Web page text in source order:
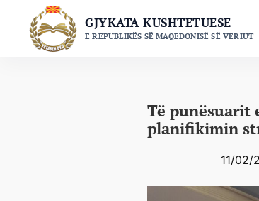
content
GJYKATA KUSHTETUESE
E REPUBLIKËS SË MAQEDONISË SË VERIUT
Të punësuarit
planifikimin
11/02/